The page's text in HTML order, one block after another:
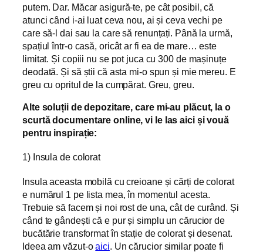
putem. Dar. Măcar asigură-te, pe cât posibil, că
atunci când i-ai luat ceva nou, ai și ceva vechi pe
care să-l dai sau la care să renunțați. Până la urmă,
spațiul într-o casă, oricât ar fi ea de mare… este
limitat. Și copiii nu se pot juca cu 300 de mașinuțe
deodată. Și să știi că asta mi-o spun și mie mereu. E
greu cu opritul de la cumpărat. Greu, greu.
Alte soluții de depozitare, care mi-au plăcut, la o
scurtă documentare online, vi le las aici și vouă
pentru inspirație:
1) Insula de colorat
Insula aceasta mobilă cu creioane și cărți de colorat
e numărul 1 pe lista mea, în momentul acesta.
Trebuie să facem și noi rost de una, cât de curând. Și
când te gândești că e pur și simplu un cărucior de
bucătărie transformat în stație de colorat și desenat.
Ideea am văzut-oaici. Un cărucior similar poate fi